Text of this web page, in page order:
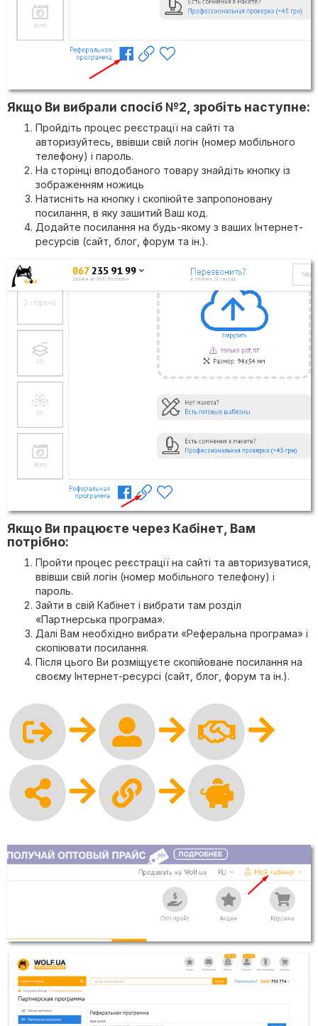
Якщо Ви вибрали спосіб №2, зробіть наступне:
Пройдіть процес реєстрації на сайті та
авторизуйтесь, ввівши свій логін (номер мобільного
телефону) і пароль.
На сторінці вподобаного товару знайдіть кнопку із
зображенням ножиць
Натисніть на кнопку і скопіюйте запропоновану
посилання, в яку зашитий Ваш код.
Додайте посилання на будь-якому з ваших Інтернет-
ресурсів (сайт, блог, форум та ін.).
Якщо Ви працюєте через Кабінет, Вам
потрібно:
Пройти процес реєстрації на сайті та авторизуватися,
ввівши свій логін (номер мобільного телефону) і
пароль.
Зайти в свій Кабінет і вибрати там розділ
«Партнерська програма».
Далі Вам необхідно вибрати «Реферальна програма» і
скопіювати посилання.
Після цього Ви розміщуєте скопійоване посилання на
своєму Інтернет-ресурсі (сайт, блог, форум та ін.).